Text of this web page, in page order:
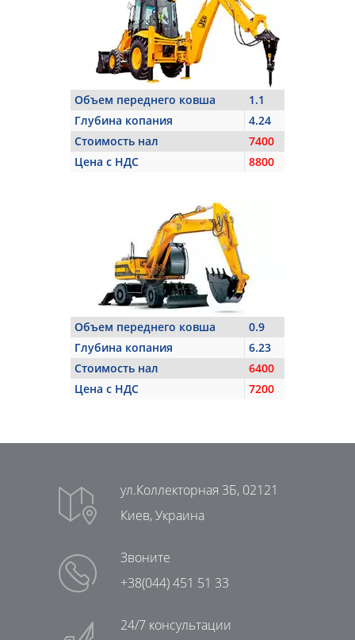
Объем переднего ковша
1.1
Глубина копания
4.24
Стоимость нал
7400
Цена с НДС
8800
Объем переднего ковша
0.9
Глубина копания
6.23
Стоимость нал
6400
Цена с НДС
7200
ул.Коллекторная 3Б, 02121
Киев, Украина
Звоните
+38(044) 451 51 33
24/7 консультации